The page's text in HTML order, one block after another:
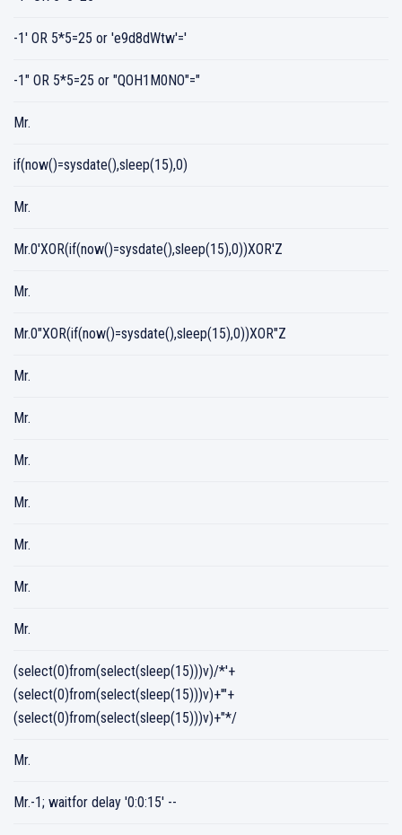
-1' OR 5*5=25 or 'e9d8dWtw'='
-1" OR 5*5=25 or "QOH1M0NO"="
Mr.
if(now()=sysdate(),sleep(15),0)
Mr.
Mr.0'XOR(if(now()=sysdate(),sleep(15),0))XOR'Z
Mr.
Mr.0"XOR(if(now()=sysdate(),sleep(15),0))XOR"Z
Mr.
Mr.
Mr.
Mr.
Mr.
Mr.
Mr.
(select(0)from(select(sleep(15)))v)/*'+
(select(0)from(select(sleep(15)))v)+'"+
(select(0)from(select(sleep(15)))v)+"*/
Mr.
Mr.-1; waitfor delay '0:0:15' --